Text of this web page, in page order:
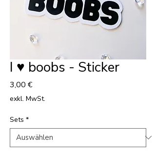
I ♥ boobs - Sticker
3,00 €Preis
exkl. MwSt.
Sets *